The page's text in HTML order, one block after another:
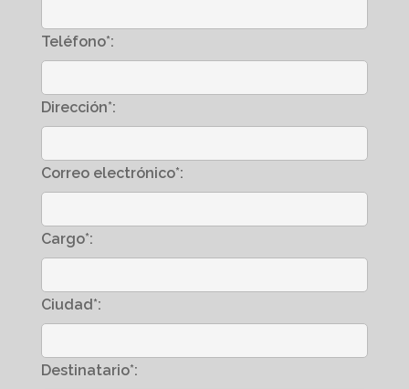
Teléfono*:
Dirección*:
Correo electrónico*:
Cargo*:
Ciudad*:
Destinatario*: